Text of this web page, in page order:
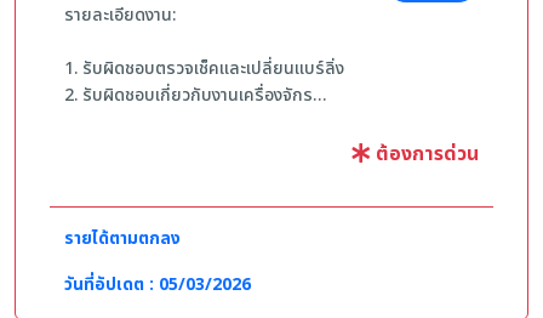
รายละเอียดงาน:
1. รับผิดชอบตรวจเช็คและเปลี่ยนแบร์ลิ่ง
2. รับผิดชอบเกี่ยวกับงานเครื่องจักร
5. รับผิดชอบการซ่อมบำรุงแม่พิมพ์เหล็กและแม่พิมพ์
พลาสติก
7. งานอื่นๆที่ได้รับมอบหมายจากผู้บังคับบัญชา
ต้องการด่วน
รายได้ตามตกลง
วันที่อัปเดต : 05/03/2026